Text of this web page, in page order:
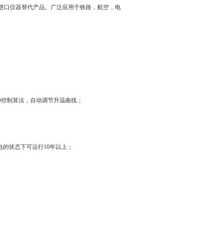
口仪器替代产品。广泛应用于铁路，航空，电
制算法，自动调节升温曲线；
状态下可运行10年以上；